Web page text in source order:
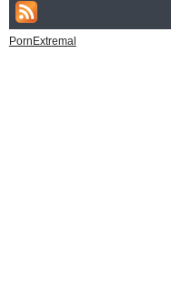
PornExtremal